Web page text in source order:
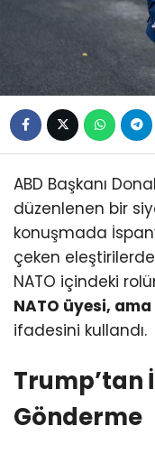
ABD Başkanı
düzenlenen bir
konuşmada
çeken
NATO içindeki
NATO üyesi,
ifadesini kullandı.
Trump’tan
Gönderme